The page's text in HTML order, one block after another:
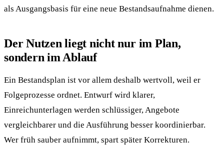
als Ausgangsbasis für eine neue Bestandsaufnahme dienen.
Der Nutzen liegt nicht nur im Plan,
sondern im Ablauf
Ein Bestandsplan ist vor allem deshalb wertvoll, weil er
Folgeprozesse ordnet. Entwurf wird klarer,
Einreichunterlagen werden schlüssiger, Angebote
vergleichbarer und die Ausführung besser koordinierbar.
Wer früh sauber aufnimmt, spart später Korrekturen.